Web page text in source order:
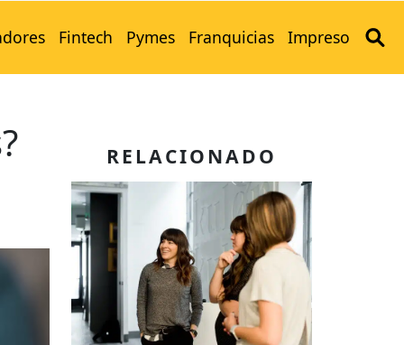
Fintech Pymes Franquicias Impreso
RELACIONADO